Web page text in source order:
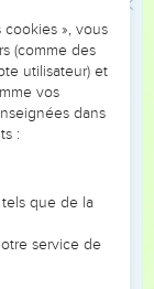
Parmi les grands
il prend une bête
sur l’autel en
et il dit
plus le sol à
faire le mal
ce qui est
», vous
(comme des
utilisateur) et
vos
dans
:
que de la
service de